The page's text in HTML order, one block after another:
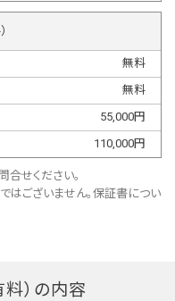
無料
無料
55,000円
110,000円
せください。
はございません。保証書につい
料）の内容